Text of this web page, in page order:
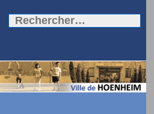
Rechercher :